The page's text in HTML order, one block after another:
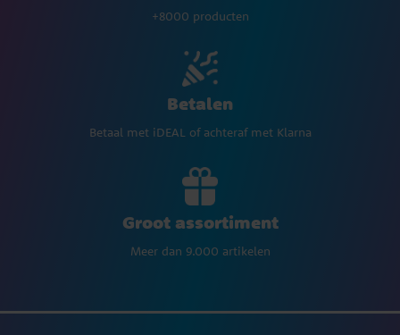
+8000 producten
Betalen
Betaal met iDEAL of achteraf met Klarna
Groot assortiment
Meer dan 9.000 artikelen